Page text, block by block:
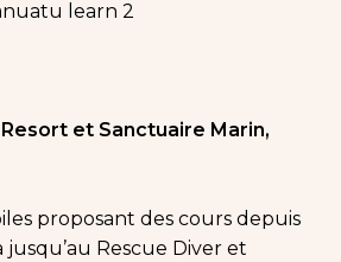
et Sanctuaire Marin,
proposant des cours depuis
jusqu’au Rescue Diver et